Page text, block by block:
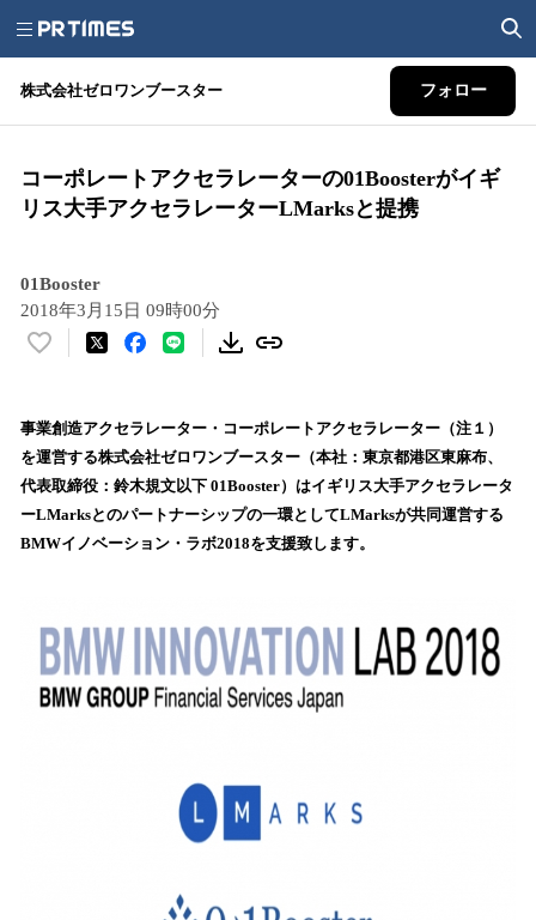
株式会社ゼロワンブースター フォロー
コーポレートアクセラレーターの01Boosterがイギ
リス大手アクセラレーターLMarksと提携
01Booster
2018年3月15日 09時00分
い
！
数
を
読
込
で
す
事業創造アクセラレーター・コーポレートアクセラレーター（注１）
を運営する株式会社ゼロワンブースター（本社：東京都港区東⿇布、
代表取締役：鈴木規⽂以下 01Booster）はイギリス大手アクセラレータ
ーLMarksとのパートナーシップの一環としてLMarksが共同運営する
BMWイノベーション・ラボ2018を支援致します。